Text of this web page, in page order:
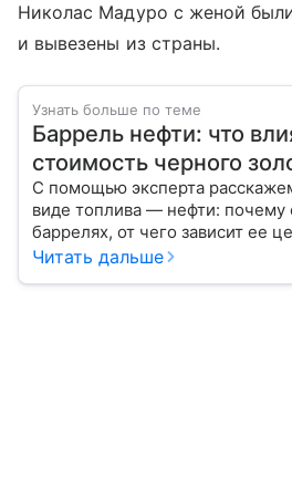
Николас Мадуро с женой
и вывезены из страны.
Узнать больше по теме
Баррель нефти: что
стоимость черного
С помощью эксперта
виде топлива — нефти: почему
баррелях, от чего зависит ее
сырье.
Читать дальше